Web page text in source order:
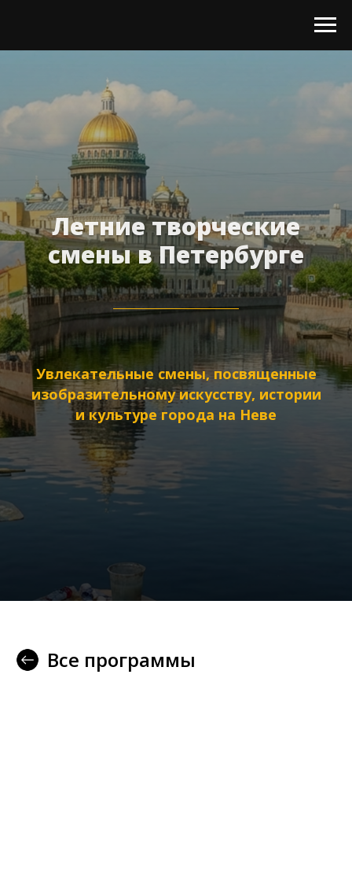
Летние творческие
смены в Петербурге
Увлекательные смены, посвященные
изобразительному искусству, истории
и культуре города на Неве
Все программы